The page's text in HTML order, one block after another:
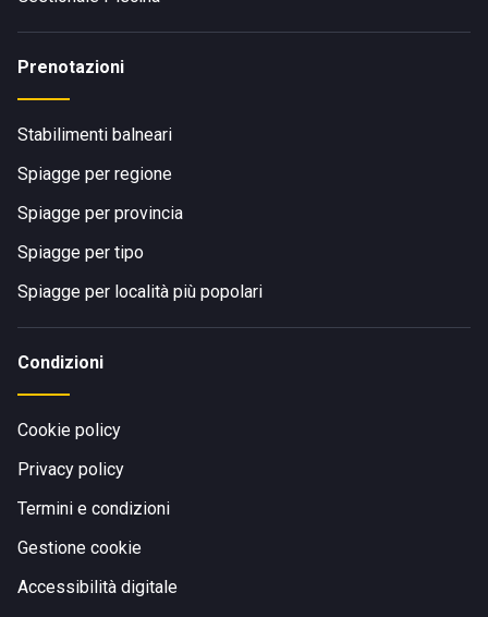
Prenotazioni
Stabilimenti balneari
Spiagge per regione
Spiagge per provincia
Spiagge per tipo
Spiagge per località più popolari
Condizioni
Cookie policy
Privacy policy
Termini e condizioni
Gestione cookie
Accessibilità digitale